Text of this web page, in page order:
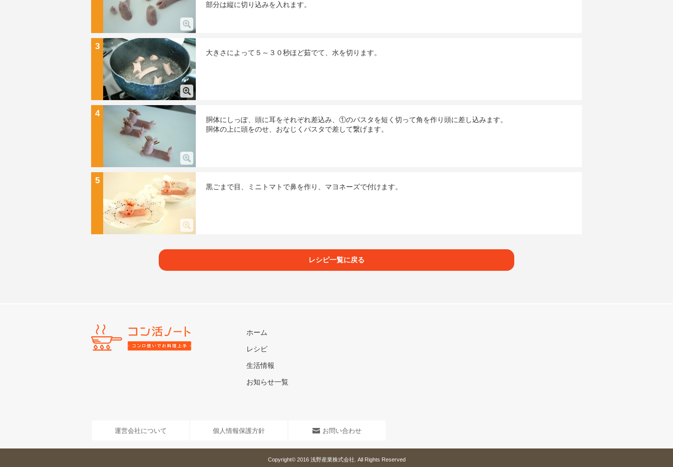
部分は縦に切り込みを入れます。
3
大きさによって５～３０秒ほど茹でて、水を切ります。
4
胴体にしっぽ、頭に耳をそれぞれ差込み、①のパスタを短く切って角を作り頭に差し込みます。
胴体の上に頭をのせ、おなじくパスタで差して繋げます。
5
黒ごまで目、ミニトマトで鼻を作り、マヨネーズで付けます。
レシピ一覧に戻る
ホーム
レシピ
生活情報
お知らせ一覧
運営会社について 個人情報保護方針 お問い合わせ
Copyright© 2016 浅野産業株式会社 . All Rights Reserved